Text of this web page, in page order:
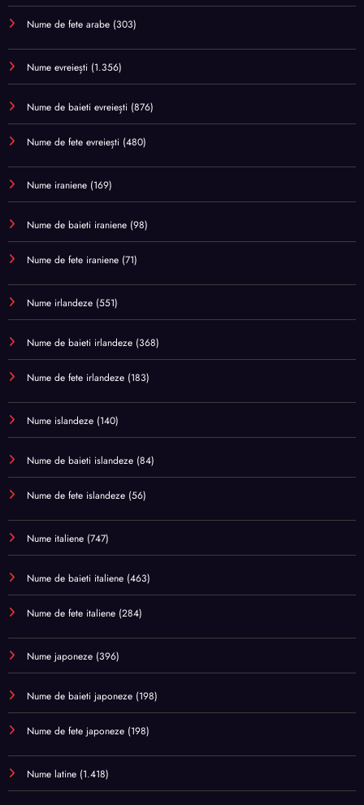
Nume de fete arabe (303)
Nume evreiești (1.356)
Nume de baieti evreiești (876)
Nume de fete evreiești (480)
Nume iraniene (169)
Nume de baieti iraniene (98)
Nume de fete iraniene (71)
Nume irlandeze (551)
Nume de baieti irlandeze (368)
Nume de fete irlandeze (183)
Nume islandeze (140)
Nume de baieti islandeze (84)
Nume de fete islandeze (56)
Nume italiene (747)
Nume de baieti italiene (463)
Nume de fete italiene (284)
Nume japoneze (396)
Nume de baieti japoneze (198)
Nume de fete japoneze (198)
Nume latine (1.418)